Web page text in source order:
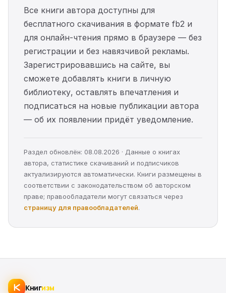
Все книги автора доступны для
бесплатного скачивания в формате fb2 и
для онлайн-чтения прямо в браузере — без
регистрации и без навязчивой рекламы.
Зарегистрировавшись на сайте, вы
сможете добавлять книги в личную
библиотеку, оставлять впечатления и
подписаться на новые публикации автора
— об их появлении придёт уведомление.
Раздел обновлён: 08.08.2026 · Данные о книгах
автора, статистике скачиваний и подписчиков
актуализируются автоматически. Книги размещены в
соответствии с законодательством об авторском
праве; правообладатели могут связаться через
страницу для правообладателей.
Книгизм